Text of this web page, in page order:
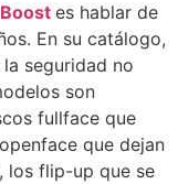
Boost es hablar de
En su catálogo,
seguridad no
son
fullface que
que dejan
los flip-up que se